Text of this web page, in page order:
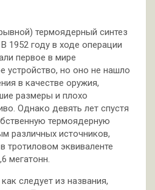
термоядерный синтез
1952 году в ходе операции
первое в мире
устройство, но оно не нашло
в качестве оружия,
размеры и плохо
Однако девять лет спустя
термоядерную
различных источников,
тротиловом эквиваленте
мегатонн.
следует из названия,